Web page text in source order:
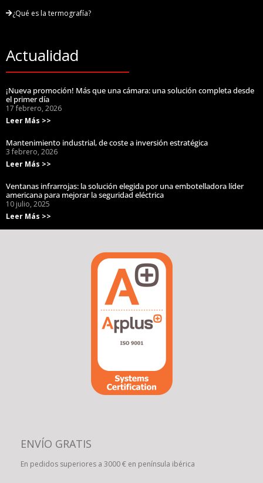
¿Qué es la termografía?
Actualidad
¡Nueva promoción! Más que una cámara: una solución completa desde
el primer día
17 febrero, 2026
Leer Más >>
Mantenimiento industrial, de coste a inversión estratégica
3 febrero, 2026
Leer Más >>
Ventanas infrarrojas: la solución elegida por una embotelladora líder
americana para mejorar la seguridad eléctrica
10 julio, 2025
Leer Más >>
ENVÍO GRATIS
En pedidos superiores a 3000 € en península ibérica